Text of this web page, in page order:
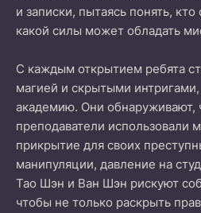
и записки, пытаясь понять,
какой силы может обладать
С каждым открытием ребята
магией и скрытыми
академию. Они обнаруживают,
преподаватели использовали
прикрытие для своих
манипуляции, давление на
Тао Шэн и Ван Шэн рискуют
чтобы не только раскрыть